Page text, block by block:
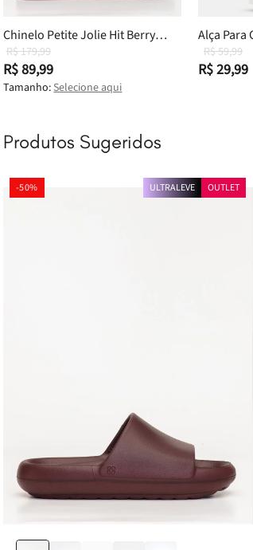
Chinelo Petite Jolie Hit Berry
PJ6515 33-4
R$ 179,99
R$ 89,99
Tamanho: Selecione aqui
Alça Para
Berry
R$ 59,99
R$ 29,99
Produtos Sugeridos
33-34 35 36
ULTRALEVE OUTLET
-50%